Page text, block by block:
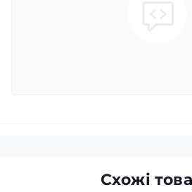
Схожі